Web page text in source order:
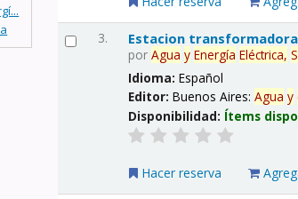
3. Estacion
porAgua y Energía Eléctrica,
Idioma:Español
Editor:Buenos Aires:Agua y
Disponibilidad: Ítems
Hacer reserva